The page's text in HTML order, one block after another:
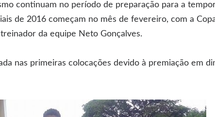
continuam no período de preparação para a
de 2016 começam no mês de fevereiro, com a
da equipe Neto Gonçalves.
nas primeiras colocações devido à premiação em